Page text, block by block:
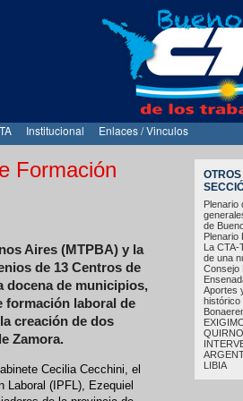
Institucional Enlaces / Vinculos
Plenario
de
Plenario
La CTA-
de una
Consejo
Aportes
histórico
LIBIA
Formación
Aires (MTPBA) y la
de 13 Centros de
docena de municipios,
formación laboral de
creación de dos
Zamora.
Cecilia Cecchini, el
(IPFL), Ezequiel